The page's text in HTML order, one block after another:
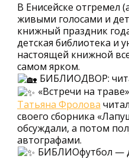
В Енисейске отгремел
живыми голосами и
книжный праздник
детская библиотека и
настоящей книжной
самом ярком.
БИБЛИОДВОР:
«Встречи на
Татьяна Фролова
своего сборника
обсуждали, а потом
автографами.
БИБЛИОфутбол —